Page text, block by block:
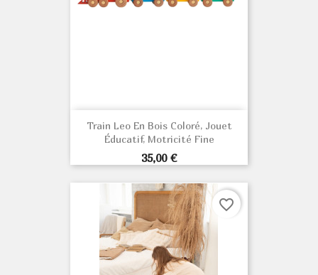
Train Leo En Bois Coloré, Jouet
Éducatif, Motricité Fine
Prix
35,00 €
favorite_border